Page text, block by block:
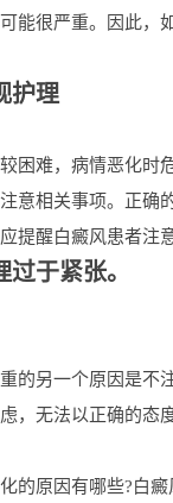
能很严重。因此，
理
难，病情恶化时危
意相关事项。正确
提醒白癜风患者注
于紧张。
另一个原因是不注
，无法以正确的态
原因有哪些?白癜